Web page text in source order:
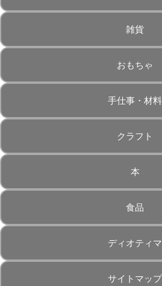
雑貨
おもちゃ
手仕事・材料
クラフト
本
食品
ディオティマ
サイトマップ